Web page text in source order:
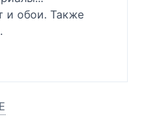
и обои. Также